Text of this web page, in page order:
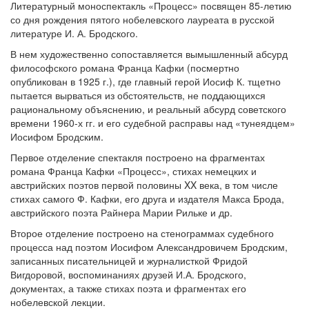
Литературный моноспектакль «Процесс» посвящен 85-летию
со дня рождения пятого нобелевского лауреата в русской
литературе И. А. Бродского.
В нем художественно сопоставляется вымышленный абсурд
философского романа Франца Кафки (посмертно
опубликован в 1925 г.), где главный герой Иосиф К. тщетно
пытается вырваться из обстоятельств, не поддающихся
рациональному объяснению, и реальный абсурд советского
времени 1960-х гг. и его судебной расправы над «тунеядцем»
Иосифом Бродским.
Первое отделение спектакля построено на фрагментах
романа Франца Кафки «Процесс», стихах немецких и
австрийских поэтов первой половины XX века, в том числе
стихах самого Ф. Кафки, его друга и издателя Макса Брода,
австрийского поэта Райнера Марии Рильке и др.
Второе отделение построено на стенограммах судебного
процесса над поэтом Иосифом Александровичем Бродским,
записанных писательницей и журналисткой Фридой
Вигдоровой, воспоминаниях друзей И.А. Бродского,
документах, а также стихах поэта и фрагментах его
нобелевской лекции.